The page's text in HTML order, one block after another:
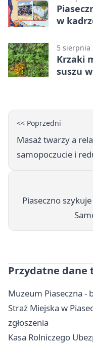
w
5 sierpnia
Krzaki
suszu
<< Poprzedni
Masaż twarzy a
samopoczucie i
Piaseczno
Przydatne dane
Muzeum Piaseczna -
Straż Miejska w
zgłoszenia
Kasa Rolniczego